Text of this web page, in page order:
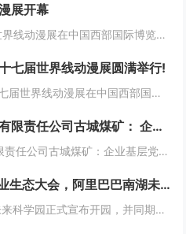
展开幕
10月4日，成都第十七届世界线动漫展在中国西部国际博览城开幕。本届展会以“逐浪追风，记秋航行”为主题，涵盖品牌展商互动、主题游戏体验、沉浸主题摄影、声优大赛、电竞比赛、嘉宾签售、主题巡游和IP周边销售等核心内容。展会服务继续升级！成都第十七...
七届世界线动漫展圆满举行!
10月4日至7日，成都第十七届世界线动漫展在中国西部国际博览城成功举行。世界线动漫展是成都本土市场孕育的动漫展会，凭借独特的游戏体验和品牌展商互动内容，在年轻二次元人群好评如潮，成为了西部地区受众人数最多、规模最大的动漫展会。成都第十七届世...
山西潞安矿业（集团）有限责任公司古城煤矿： 企业基层党组织如何围绕中心工作发挥宣传赋能作用
山西潞安矿业（集团）有限责任公司古城煤矿：企业基层党组织如何围绕中心工作发挥宣传赋能作用 习近平总书记指出，做好新形势下宣传思想工作，必须自觉承担起举旗帜、聚民心、育新人、兴文化、展形象的使命任务，这为国企做好宣传思想工作提供了根...
“问道未来”南湖未来产业生态大会，阿里巴巴南湖未来科学园正式宣布开园
12月6日，阿里巴巴南湖未来科学园正式宣布开园，并同期举办了“问道未来——南湖未来产业生态大会”。此次活动中，由阿里巴巴达摩院主导的湖畔实验室、中国科学院院士叶志镇团队、西湖大学裴端卿教授实验室等共计106家科技创新企业及实验室正式入驻并举...